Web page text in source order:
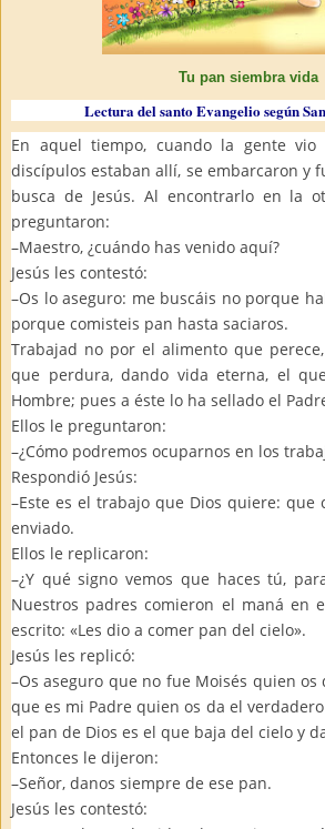
Tu pan siembra vida
Lectura del santo Evangelio según
En aquel tiempo, cuando la gente
discípulos estaban allí, se embarcaron y
busca de Jesús. Al encontrarlo en la
preguntaron:
–Maestro, ¿cuándo has venido aquí?
Jesús les contestó:
–Os lo aseguro: me buscáis no porque
porque comisteis pan hasta saciaros.
Trabajad no por el alimento que
que perdura, dando vida eterna, el
Hombre; pues a éste lo ha sellado el
Ellos le preguntaron:
–¿Cómo podremos ocuparnos en los
Respondió Jesús:
–Este es el trabajo que Dios quiere: que
enviado.
Ellos le replicaron:
–¿Y qué signo vemos que haces tú,
Nuestros padres comieron el maná en
escrito: «Les dio a comer pan del cielo».
Jesús les replicó:
–Os aseguro que no fue Moisés quien
que es mi Padre quien os da el
el pan de Dios es el que baja del cielo y
Entonces le dijeron:
–Señor, danos siempre de ese pan.
Jesús les contestó: